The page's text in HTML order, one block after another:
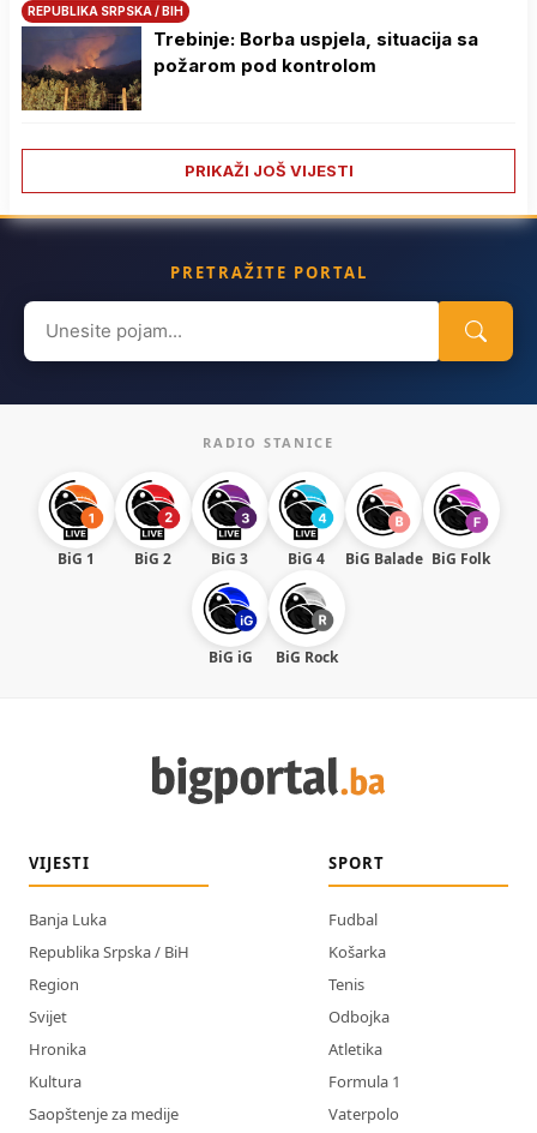
REPUBLIKA SRPSKA / BIH
Trebinje: Borba uspjela, situacija sa
požarom pod kontrolom
PRIKAŽI JOŠ VIJESTI
PRETRAŽITE PORTAL
Search
for:
RADIO STANICE
BiG 1 BiG 2 BiG 3 BiG 4 BiG Balade BiG Folk
BiG iG BiG Rock
VIJESTI
Banja Luka
Republika Srpska / BiH
Region
Svijet
Hronika
Kultura
Saopštenje za medije
SPORT
Fudbal
Košarka
Tenis
Odbojka
Atletika
Formula 1
Vaterpolo